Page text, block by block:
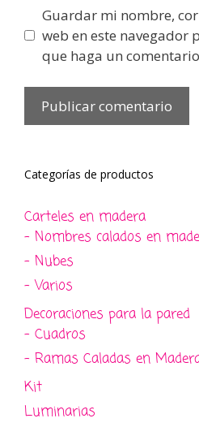
Guardar mi nombre,
web en este navegador
que haga un
Categorías de productos
Carteles en madera
- Nombres calados en
- Nubes
- Varios
Decoraciones para la pared
- Cuadros
- Ramas Caladas en
Kit
Luminarias